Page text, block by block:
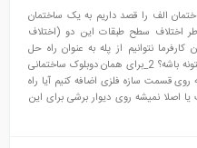
الف را قصد داریم به یک ساختمان
اختلاف سطح طبقات این دو (اختلاف
کارفرما نتوانیم از پله به عنوان راه حل
استفاده کنیم راه حل بهتر چی میتونه باشه؟ 2_برای همان دوبلوک ساختمانی
قسمت سازه فلزی اضافه کنیم آیا راه
اصلا نمیشه روی دیوار برشی برای این